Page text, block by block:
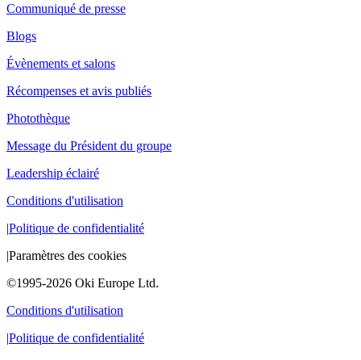
Communiqué de presse
Blogs
Évènements et salons
Récompenses et avis publiés
Photothèque
Message du Président du groupe
Leadership éclairé
Conditions d'utilisation
|Politique de confidentialité
|Paramètres des cookies
©1995-2026 Oki Europe Ltd.
Conditions d'utilisation
|Politique de confidentialité